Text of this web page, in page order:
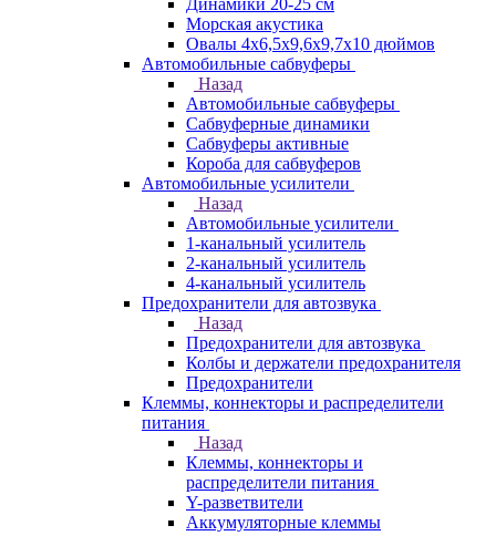
Динамики 20-25 см
Морская акустика
Овалы 4х6,5х9,6x9,7х10 дюймов
Автомобильные сабвуферы
Назад
Автомобильные сабвуферы
Сабвуферные динамики
Сабвуферы активные
Короба для сабвуферов
Автомобильные усилители
Назад
Автомобильные усилители
1-канальный усилитель
2-канальный усилитель
4-канальный усилитель
Предохранители для автозвука
Назад
Предохранители для автозвука
Колбы и держатели предохранителя
Предохранители
Клеммы, коннекторы и распределители
питания
Назад
Клеммы, коннекторы и
распределители питания
Y-разветвители
Аккумуляторные клеммы